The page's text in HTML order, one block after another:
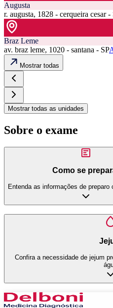
Augusta
r. augusta, 1828 - cerqueira cesar -
Braz Leme
av. braz leme, 1020 - santana - SP
Mostrar todas
Mostrar todas as unidades
Sobre o exame
Como se
Entenda as informações de preparo
Confira a necessidade de jejum